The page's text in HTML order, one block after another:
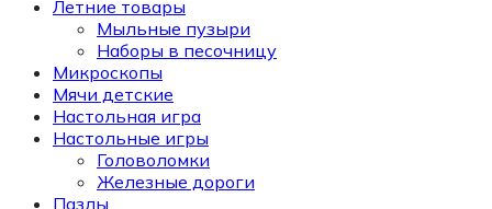
Летние товары
Мыльные пузыри
Наборы в песочницу
Микроскопы
Мячи детские
Настольная игра
Настольные игры
Головоломки
Железные дороги
Пазлы